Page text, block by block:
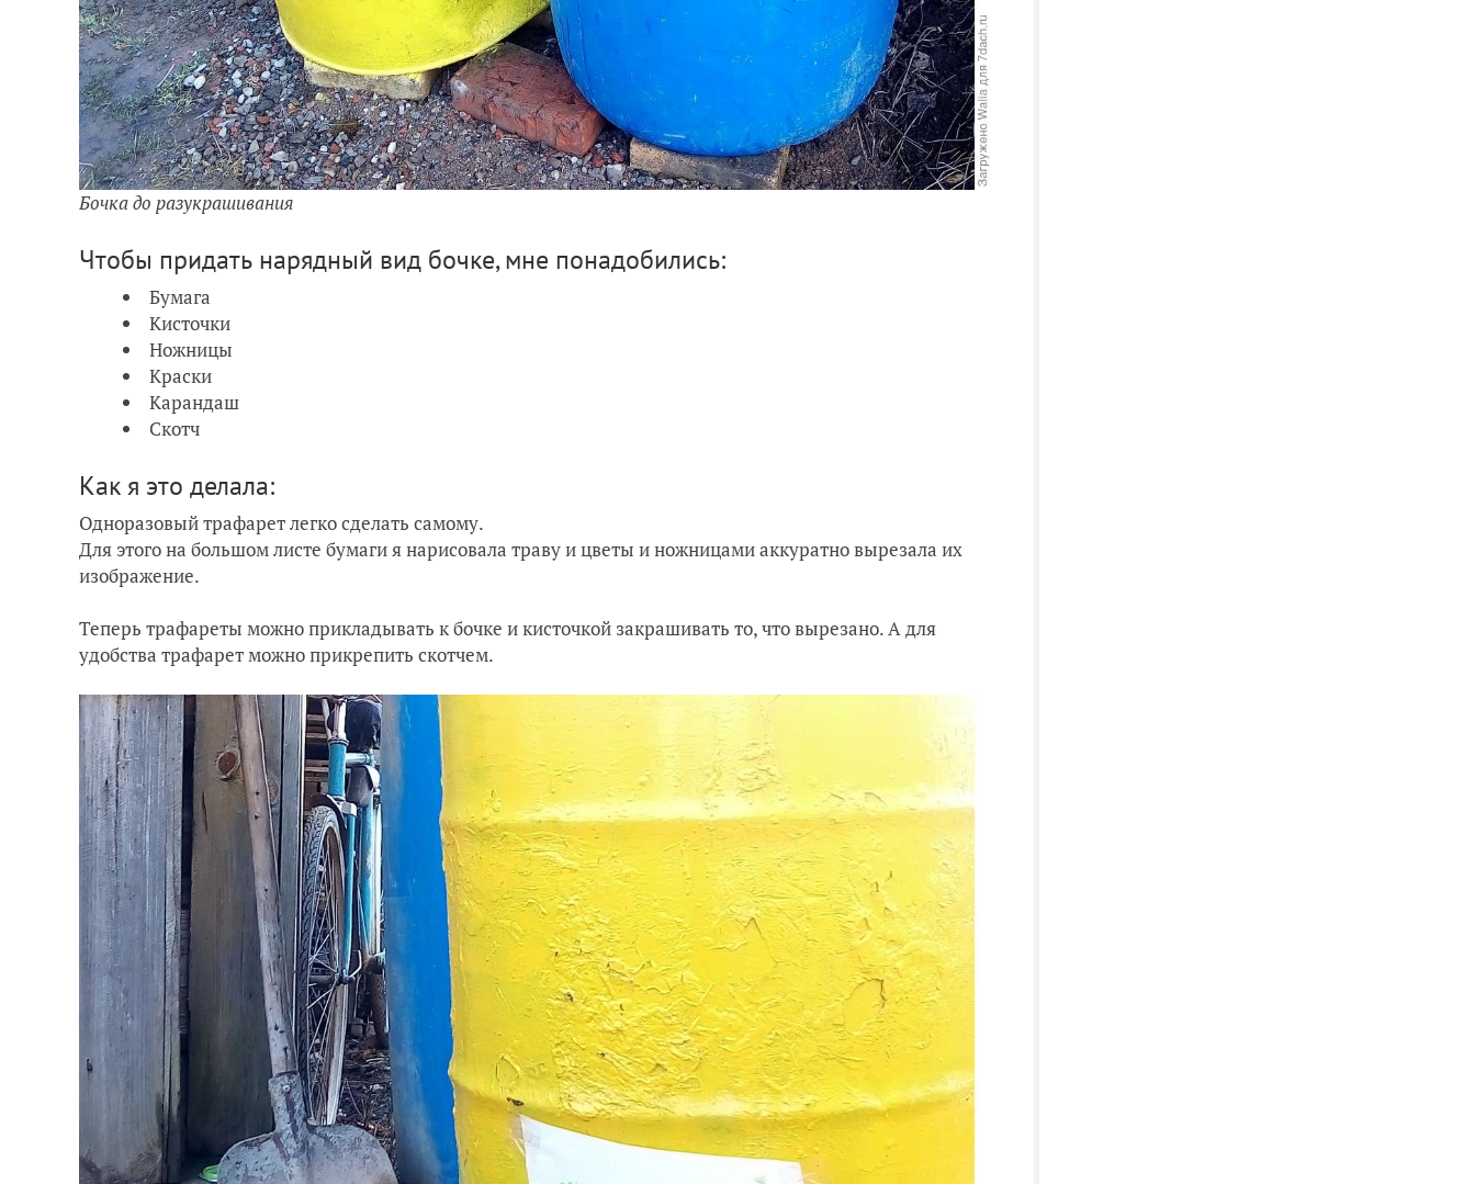
Бочка до разукрашивания
Чтобы придать нарядный вид бочке, мне понадобились:
Бумага
Кисточки
Ножницы
Краски
Карандаш
Скотч
Как я это делала:
Одноразовый трафарет легко сделать самому.
Для этого на большом листе бумаги я нарисовала траву и цветы и ножницами аккуратно вырезала их
изображение.
Теперь трафареты можно прикладывать к бочке и кисточкой закрашивать то, что вырезано. А для
удобства трафарет можно прикрепить скотчем.